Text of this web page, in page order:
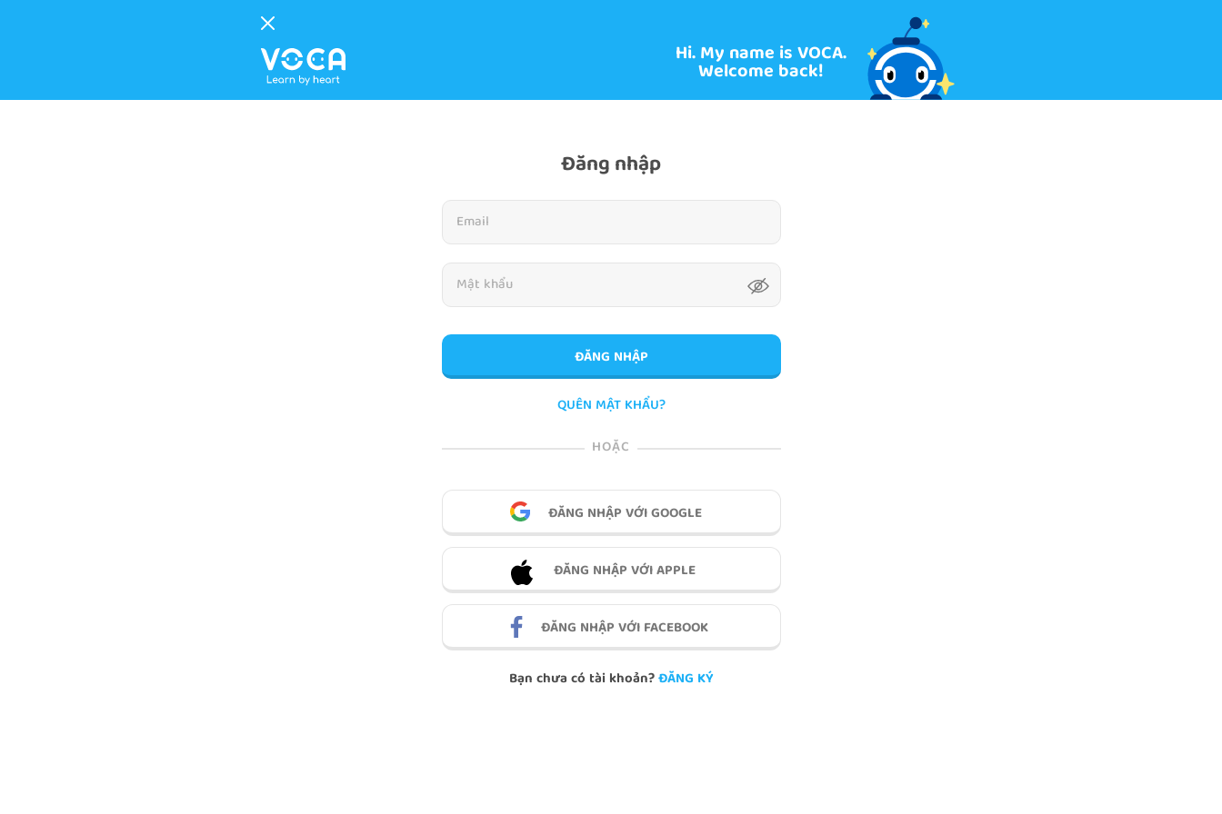
Hi. My name is VOCA.
Welcome back!
Đăng nhập
ĐĂNG NHẬP
QUÊN MẬT KHẨU?
HOẶC
ĐĂNG NHẬP VỚI GOOGLE
ĐĂNG NHẬP VỚI APPLE
ĐĂNG NHẬP VỚI FACEBOOK
Bạn chưa có tài khoản?ĐĂNG KÝ